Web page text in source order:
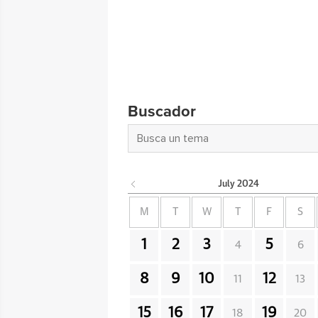
Buscador
July 2024
M W F S
1 2 3 4 5 6
8 9 10 11 12 13
15 16 17 18 19 20